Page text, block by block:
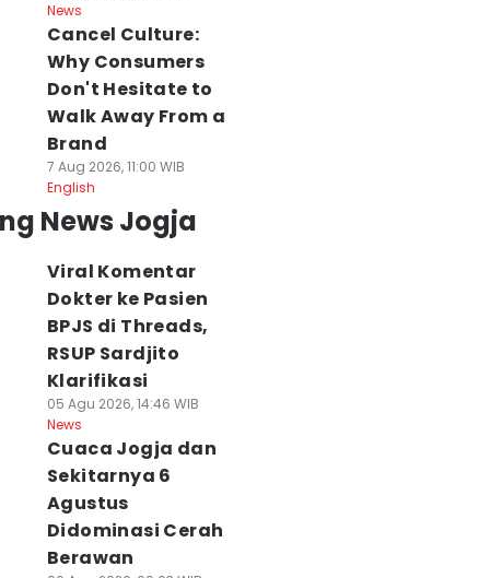
News
Cancel Culture:
Why Consumers
Don't Hesitate to
Walk Away From a
Brand
7 Aug 2026, 11:00 WIB
English
News Jogja
Viral Komentar
Dokter ke Pasien
BPJS di Threads,
RSUP Sardjito
Klarifikasi
05 Agu 2026, 14:46 WIB
News
Cuaca Jogja dan
Sekitarnya 6
Agustus
Didominasi Cerah
Berawan